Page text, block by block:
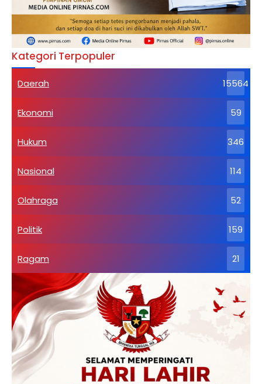
Kategori Terpopuler
Daerah 15564
Ekonomi 59
Hukum 346
Nasional 114
Olahraga 52
Politik 159
Ragam 21